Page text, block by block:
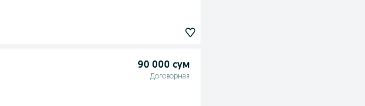
90 000 сум
Договорная